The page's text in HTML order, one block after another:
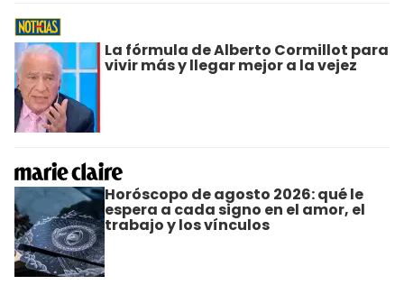
La fórmula de Alberto Cormillot para
vivir más y llegar mejor a la vejez
Horóscopo de agosto 2026: qué le
espera a cada signo en el amor, el
trabajo y los vínculos